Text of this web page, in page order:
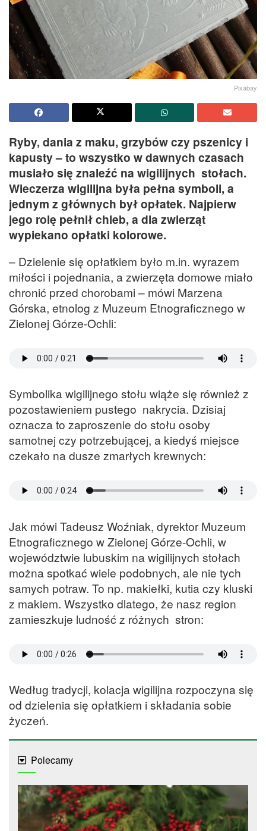
Pixabay
Ryby, dania z maku, grzybów czy pszenicy i
kapusty – to wszystko w dawnych czasach
musiało się znaleźć na wigilijnych stołach.
Wieczerza wigilijna była pełna symboli, a
jednym z głównych był opłatek. Najpierw
jego rolę pełnił chleb, a dla zwierząt
wypiekano opłatki kolorowe.
– Dzielenie się opłatkiem było m.in. wyrazem
miłości i pojednania, a zwierzęta domowe miało
chronić przed chorobami – mówi Marzena
Górska, etnolog z Muzeum Etnograficznego w
Zielonej Górze-Ochli:
Symbolika wigilijnego stołu wiąże się również z
pozostawieniem pustego nakrycia. Dzisiaj
oznacza to zaproszenie do stołu osoby
samotnej czy potrzebującej, a kiedyś miejsce
czekało na dusze zmarłych krewnych:
Jak mówi Tadeusz Woźniak, dyrektor Muzeum
Etnograficznego w Zielonej Górze-Ochli, w
województwie lubuskim na wigilijnych stołach
można spotkać wiele podobnych, ale nie tych
samych potraw. To np. makiełki, kutia czy kluski
z makiem. Wszystko dlatego, że nasz region
zamieszkuje ludność z różnych stron:
Według tradycji, kolacja wigilijna rozpoczyna się
od dzielenia się opłatkiem i składania sobie
życzeń.
Polecamy